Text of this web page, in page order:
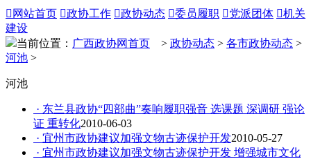
 网站首页 政协工作 政协动态 委员履职 党派团体 机关
建设
当前位置： 广西政协网首页 > 政协动态 > 各市政协动态 >
河池 >
河池
· 东兰县政协“四部曲”奏响履职强音 选课题 深调研 强论
证 重转化2010-06-03
· 宜州市政协建议加强文物古迹保护开发2010-05-27
· 宜州市政协建议加强文物古迹保护开发 增强城市文化